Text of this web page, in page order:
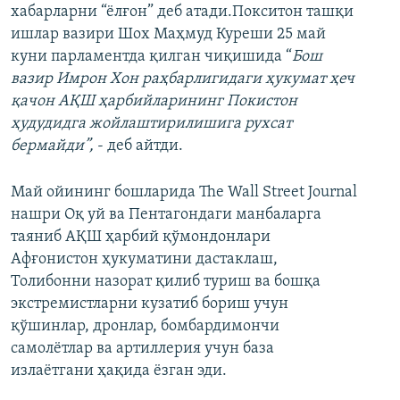
хабарларни “ёлғон” деб атади.Покситон ташқи
ишлар вазири Шох Маҳмуд Куреши 25 май
куни парламентда қилган чиқишида “Бош
вазир Имрон Хон раҳбарлигидаги ҳукумат ҳеч
қачон АҚШ ҳарбийларининг Покистон
ҳудудидга жойлаштирилишига рухсат
бермайди”, - деб айтди.
Май ойининг бошларида The Wall Street Journal
нашри Оқ уй ва Пентагондаги манбаларга
таяниб АҚШ ҳарбий қўмондонлари
Афғонистон ҳукуматини дастаклаш,
Толибонни назорат қилиб туриш ва бошқа
экстремистларни кузатиб бориш учун
қўшинлар, дронлар, бомбардимончи
самолётлар ва артиллерия учун база
излаётгани ҳақида ёзган эди.